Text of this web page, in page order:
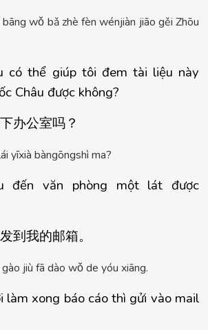
bāng wǒ bǎ zhè fèn wénjiàn jiāo gěi Zhōu
có thể giúp tôi đem tài liệu này
Châu được không?
办公室吗？
ái yīxià bàngōngshì ma?
đến văn phòng một lát được
到我的邮箱。
ào jiù fā dào wǒ de yóu xiāng.
làm xong báo cáo thì gửi vào mail